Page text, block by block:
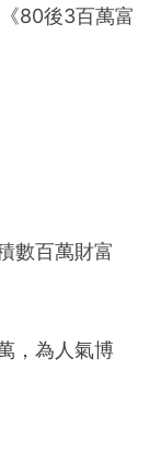
80後3百萬富
數百萬財富
，為人氣博